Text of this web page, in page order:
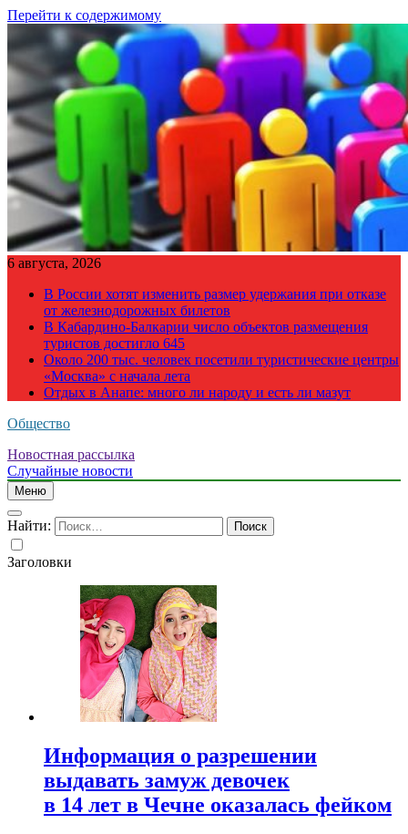
Перейти к содержимому
6 августа, 2026
В России хотят изменить размер удержания при отказе
от железнодорожных билетов
В Кабардино-Балкарии число объектов размещения
туристов достигло 645
Около 200 тыс. человек посетили туристические центры
«Москва» с начала лета
Отдых в Анапе: много ли народу и есть ли мазут
Общество
Новостная рассылка
Случайные новости
Меню
Найти:
Заголовки
Информация о разрешении
выдавать замуж девочек
в 14 лет в Чечне оказалась фейком